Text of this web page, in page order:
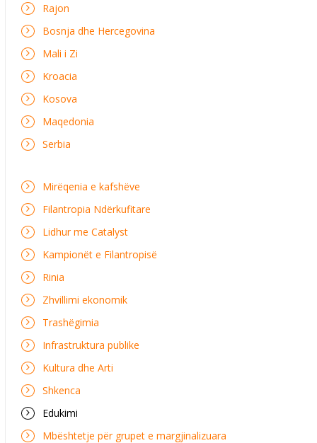
Rajon
Bosnja dhe Hercegovina
Mali i Zi
Kroacia
Kosova
Maqedonia
Serbia
Mirëqenia e kafshëve
Filantropia Ndërkufitare
Lidhur me Catalyst
Kampionët e Filantropisë
Rinia
Zhvillimi ekonomik
Trashëgimia
Infrastruktura publike
Kultura dhe Arti
Shkenca
Edukimi
Mbështetje për grupet e margjinalizuara